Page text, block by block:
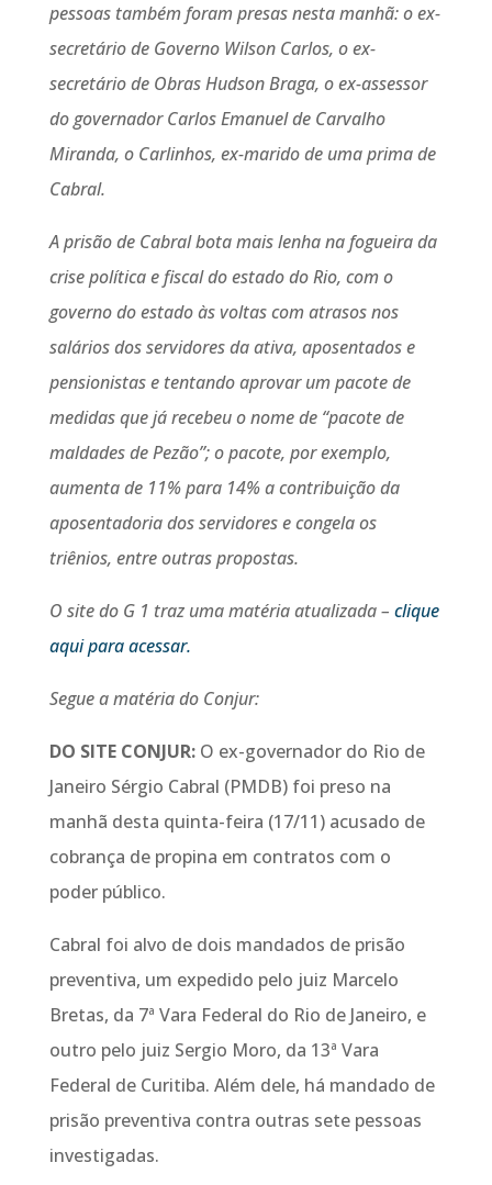
pessoas também foram presas nesta manhã: o ex-
secretário de Governo Wilson Carlos, o ex-
secretário de Obras Hudson Braga, o ex-assessor
do governador Carlos Emanuel de Carvalho
Miranda, o Carlinhos, ex-marido de uma prima de
Cabral.
A prisão de Cabral bota mais lenha na fogueira da
crise política e fiscal do estado do Rio, com o
governo do estado às voltas com atrasos nos
salários dos servidores da ativa, aposentados e
pensionistas e tentando aprovar um pacote de
medidas que já recebeu o nome de “pacote de
maldades de Pezão”; o pacote, por exemplo,
aumenta de 11% para 14% a contribuição da
aposentadoria dos servidores e congela os
triênios, entre outras propostas.
O site do G 1 traz uma matéria atualizada – clique
aqui para acessar.
Segue a matéria do Conjur:
DO SITE CONJUR:O ex-governador do Rio de
Janeiro Sérgio Cabral (PMDB) foi preso na
manhã desta quinta-feira (17/11) acusado de
cobrança de propina em contratos com o
poder público.
Cabral foi alvo de dois mandados de prisão
preventiva, um expedido pelo juiz Marcelo
Bretas, da 7ª Vara Federal do Rio de Janeiro, e
outro pelo juiz Sergio Moro, da 13ª Vara
Federal de Curitiba. Além dele, há mandado de
prisão preventiva contra outras sete pessoas
investigadas.